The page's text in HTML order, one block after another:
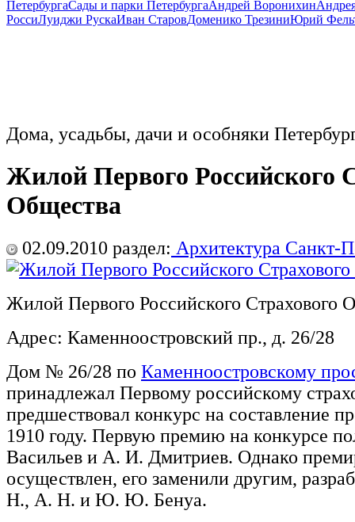
ПетербургаСады и парки ПетербургаАндрей Воронихин
РоссиЛуиджи РускаИван СтаровДоменико ТрезиниЮрий
Дома, усадьбы, дачи и особняки
Жилой Первого Российского
Общества
02.09.2010 раздел: Архитектура Санкт-
Жилой Первого Российского Страхового
Адрес: Каменноостровский пр., д. 26/28
Дом № 26/28 по Каменноостровскому
принадлежал Первому российскому
предшествовал конкурс на составление
1910 году. Первую премию на конкурсе
Васильев и А. И. Дмитриев. Однако
осуществлен, его заменили другим,
Н., А. Н. и Ю. Ю. Бенуа.